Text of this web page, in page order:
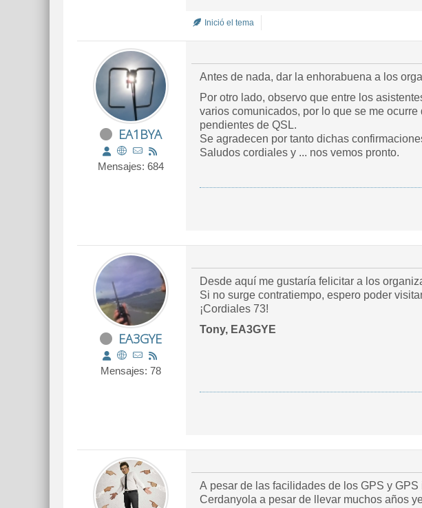
Inició el tema
EA1BYA
Mensajes: 684
Antes de nada, dar la enhorabuena a los
Por otro lado, observo que entre los
varios comunicados, por lo que se me
pendientes de QSL.
Se agradecen por tanto dichas
Saludos cordiales y ... nos vemos pronto.
EA3GYE
Mensajes: 78
Desde aquí me gustaría felicitar a los
Si no surge contratiempo, espero poder
¡Cordiales 73!
Tony, EA3GYE
A pesar de las facilidades de los GPS y